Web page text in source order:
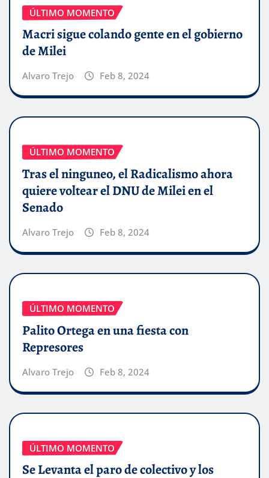
ÚLTIMO MOMENTO
Macri sigue colando gente en el gobierno
de Milei
Alvaro Trejo Feb 8, 2024
ÚLTIMO MOMENTO
Tras el ninguneo, el Radicalismo ahora
quiere voltear el DNU de Milei en el
Senado
Alvaro Trejo Feb 8, 2024
ÚLTIMO MOMENTO
Palito Ortega en una fiesta con
Represores
Alvaro Trejo Feb 8, 2024
ÚLTIMO MOMENTO
Se Levanta el paro de colectivo y los